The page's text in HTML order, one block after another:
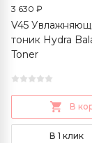
3 630 ₽
V45
тоник Hydra
Toner
В
В 1 клик